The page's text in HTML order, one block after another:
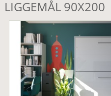
LIGGEMÅL 90X200